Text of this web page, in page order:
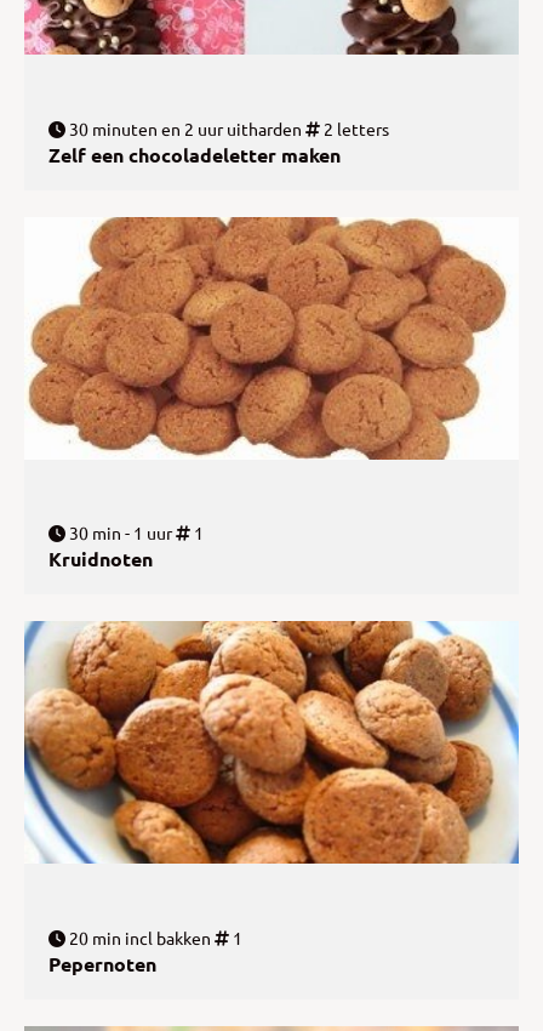
30 minuten en 2 uur uitharden 2 letters
Zelf een chocoladeletter maken
30 min - 1 uur 1
Kruidnoten
20 min incl bakken 1
Pepernoten